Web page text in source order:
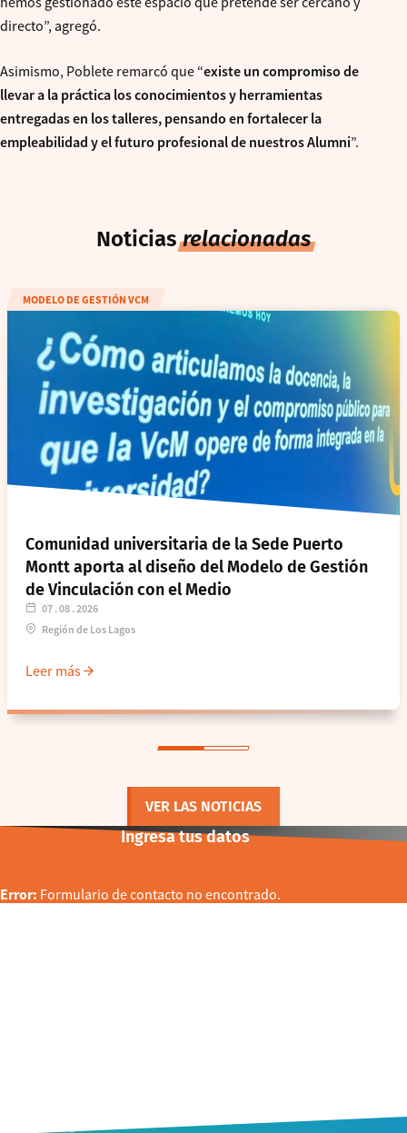
directo”, agregó.
Asimismo, Poblete remarcó que “existe un compromiso de
llevar a la práctica los conocimientos y herramientas
entregadas en los talleres, pensando en fortalecer la
empleabilidad y el futuro profesional de nuestros Alumni”.
Noticiasrelacionadas
MODELO DE GESTIÓN VCM
07 . 08 . 2026
Región de Los Lagos
Comunidad universitaria de la Sede Puerto
Montt aporta al diseño del Modelo de Gestión
de Vinculación con el Medio
Leer más
VER LAS NOTICIAS
Ingresa tus datos
Error: Formulario de contacto no encontrado.
CONTACTO